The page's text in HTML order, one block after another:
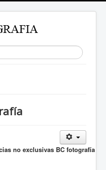
no exclusivas BC fotografía